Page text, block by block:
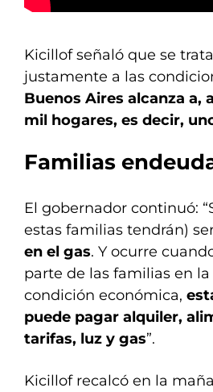
Kicillof señaló que se
justamente a las
Buenos Aires alcanza
mil hogares, es decir,
Familias
El gobernador continuó:
estas familias tendrán)
en el gas. Y ocurre
parte de las familias en
condición económica,
puede pagar alquiler,
tarifas, luz y gas”.
Kicillof recalcó en la